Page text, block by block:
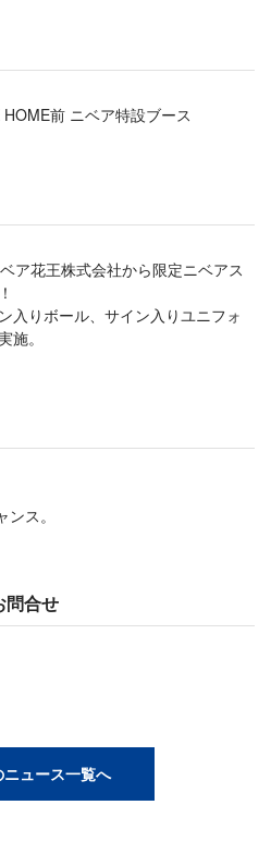
前 ニベア特設ブース
ア花王株式会社から限定ニベアス
入りボール、サイン入りユニフォ
。
ス。
問合せ
ュース一覧へ